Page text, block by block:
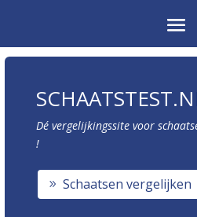
Dé vergelijkingssite voor
!
Schaatsen vergelijken